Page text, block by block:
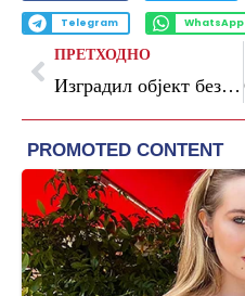
Telegram WhatsApp
ПРЕТХОДНО
Изградил објект без решение за градба на државно земјиште од скоро 4 милиони денари